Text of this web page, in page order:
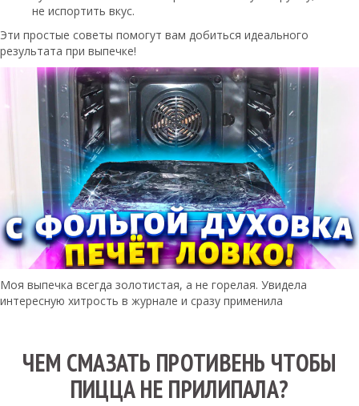
не испортить вкус.
Эти простые советы помогут вам добиться идеального
результата при выпечке!
Моя выпечка всегда золотистая, а не горелая. Увидела
интересную хитрость в журнале и сразу применила
ЧЕМ СМАЗАТЬ ПРОТИВЕНЬ ЧТОБЫ
ПИЦЦА НЕ ПРИЛИПАЛА?